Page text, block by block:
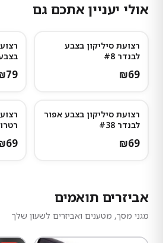
אולי יעניין אתכם גם
רצועת סיליקון בצבע
לבנדר #8
₪69
79
רצועת סיליקון בצבע אפור
לבנדר #38
₪69
רטרו
69
אביזרים תואמים
מגני מסך, מטענים ואביזרים לשעון שלך